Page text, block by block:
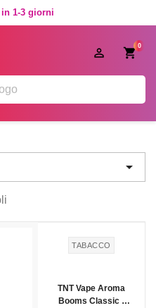
1-3 giorni
0


TABACCO
TNT Vape Aroma
Booms Classic -